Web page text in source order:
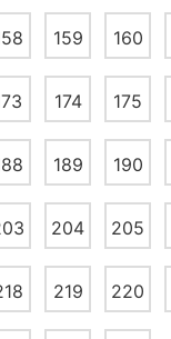
159 160
174 175
189 190
204 205
219 220